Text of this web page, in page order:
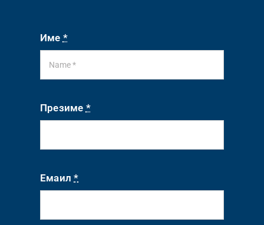
Име *
Презиме *
Емаил*